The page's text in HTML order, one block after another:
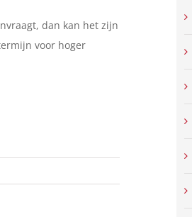
dan kan het zijn
voor hoger